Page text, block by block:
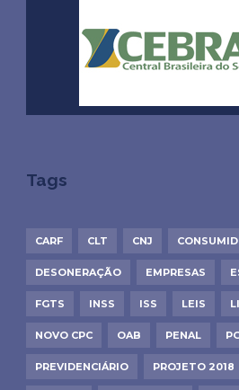
Tags
CARF CLT CNJ
DESONERAÇÃO EMPRESAS
FGTS INSS ISS LEIS
NOVO CPC OAB PENAL
PREVIDENCIÁRIO PROJETO 2018